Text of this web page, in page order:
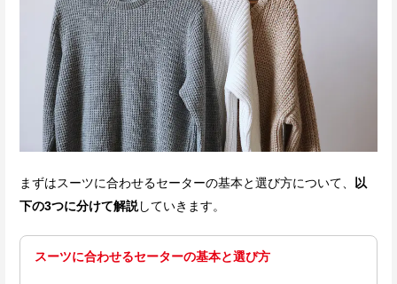
まずはスーツに合わせるセーターの基本と選び方について、
以
下の3つに分けて解説していきます。
スーツに合わせるセーターの基本と選び方